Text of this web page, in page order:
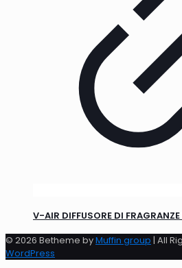
V-AIR DIFFUSORE DI
© 2026 Betheme byMuffin group | All
WordPress